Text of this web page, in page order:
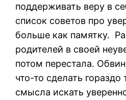
поддерживать веру в
список советов про
больше как памятку.
родителей в своей
потом перестала.
что-то сделать гораздо
смысла искать